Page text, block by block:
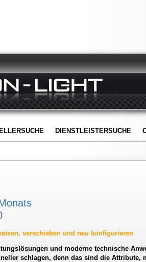
DIENSTLEISTERSUCHE
verschieben und neu konfigurieren
und moderne technische
schlagen, denn das sind die Attribute,